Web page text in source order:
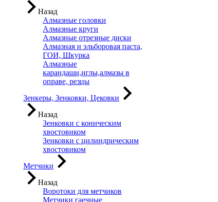
Назад
Алмазные головки
Алмазные круги
Алмазные отрезные диски
Алмазная и эльборовая паста,
ГОИ, Шкурка
Алмазные
карандаши,иглы,алмазы в
оправе, резцы
Зенкеры, Зенковки, Цековки
Назад
Зенковки с коническим
хвостовиком
Зенковки с цилиндрическим
хвостовиком
Метчики
Назад
Воротоки для метчиков
Метчики гаечные